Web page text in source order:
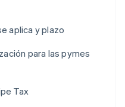
aplica y plazo
para las pymes
Tax